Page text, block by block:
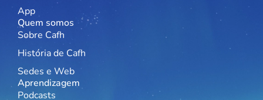
App
Quem somos
Sobre Cafh
História de Cafh
Sedes e Web
Aprendizagem
Podcasts